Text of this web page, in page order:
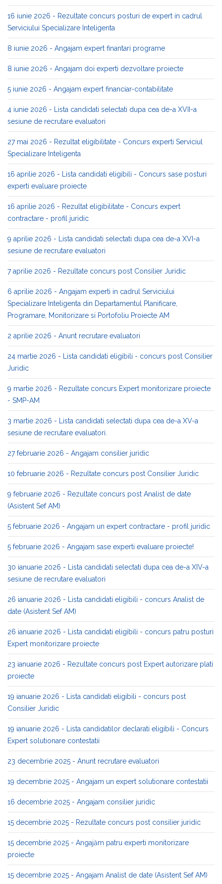
16 iunie 2026 - Rezultate concurs posturi de expert in cadrul
Serviciului Specializare Inteligenta
8 iunie 2026 - Angajam expert finantari programe
8 iunie 2026 - Angajam doi experti dezvoltare proiecte
5 iunie 2026 - Angajam expert financiar-contabilitate
4 iunie 2026 - Lista candidati selectati dupa cea de-a XVII-a
sesiune de recrutare evaluatori
27 mai 2026 - Rezultat eligibilitate - Concurs experti Serviciul
Specializare Inteligenta
16 aprilie 2026 - Lista candidati eligibili - Concurs sase posturi
experti evaluare proiecte
16 aprilie 2026 - Rezultat eligibilitate - Concurs expert
contractare - profil juridic
9 aprilie 2026 - Lista candidati selectati dupa cea de-a XVI-a
sesiune de recrutare evaluatori
7 aprilie 2026 - Rezultate concurs post Consilier Juridic
6 aprilie 2026 - Angajam experti in cadrul Serviciului
Specializare Inteligenta din Departamentul Planificare,
Programare, Monitorizare si Portofoliu Proiecte AM
2 aprilie 2026 - Anunt recrutare evaluatori
24 martie 2026 - Lista candidati eligibili - concurs post Consilier
Juridic
9 martie 2026 - Rezultate concurs Expert monitorizare proiecte
- SMP-AM
3 martie 2026 - Lista candidati selectati dupa cea de-a XV-a
sesiune de recrutare evaluatori.
27 februarie 2026 - Angajam consilier juridic
10 februarie 2026 - Rezultate concurs post Consilier Juridic
9 februarie 2026 - Rezultate concurs post Analist de date
(Asistent Sef AM)
5 februarie 2026 - Angajam un expert contractare - profil juridic
5 februarie 2026 - Angajam sase experti evaluare proiecte!
30 ianuarie 2026 - Lista candidati selectati dupa cea de-a XIV-a
sesiune de recrutare evaluatori
26 ianuarie 2026 - Lista candidati eligibili - concurs Analist de
date (Asistent Sef AM)
26 ianuarie 2026 - Lista candidati eligibili - concurs patru posturi
Expert monitorizare proiecte
23 ianuarie 2026 - Rezultate concurs post Expert autorizare plati
proiecte
19 ianuarie 2026 - Lista candidati eligibili - concurs post
Consilier Juridic
19 ianuarie 2026 - Lista candidatilor declarati eligibili - Concurs
Expert solutionare contestatii
23 decembrie 2025 - Anunt recrutare evaluatori
19 decembrie 2025 - Angajam un expert solutionare contestatii
16 decembrie 2025 - Angajam consilier juridic
15 decembrie 2025 - Rezultate concurs post consilier juridic
15 decembrie 2025 - Angajăm patru experti monitorizare
proiecte
15 decembrie 2025 - Angajam Analist de date (Asistent Sef AM)